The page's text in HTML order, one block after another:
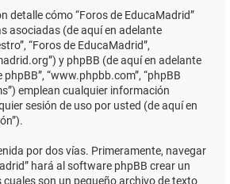
detalle cómo “Foros de EducaMadrid”
asociadas (de aquí en adelante
“Foros de EducaMadrid”,
y phpBB (de aquí en adelante
phpBB”, “www.phpbb.com”, “phpBB
emplean cualquier información
sesión de uso por usted (de aquí en
por dos vías. Primeramente, navegar
hará al software phpBB crear un
cuales son un pequeño archivo de texto